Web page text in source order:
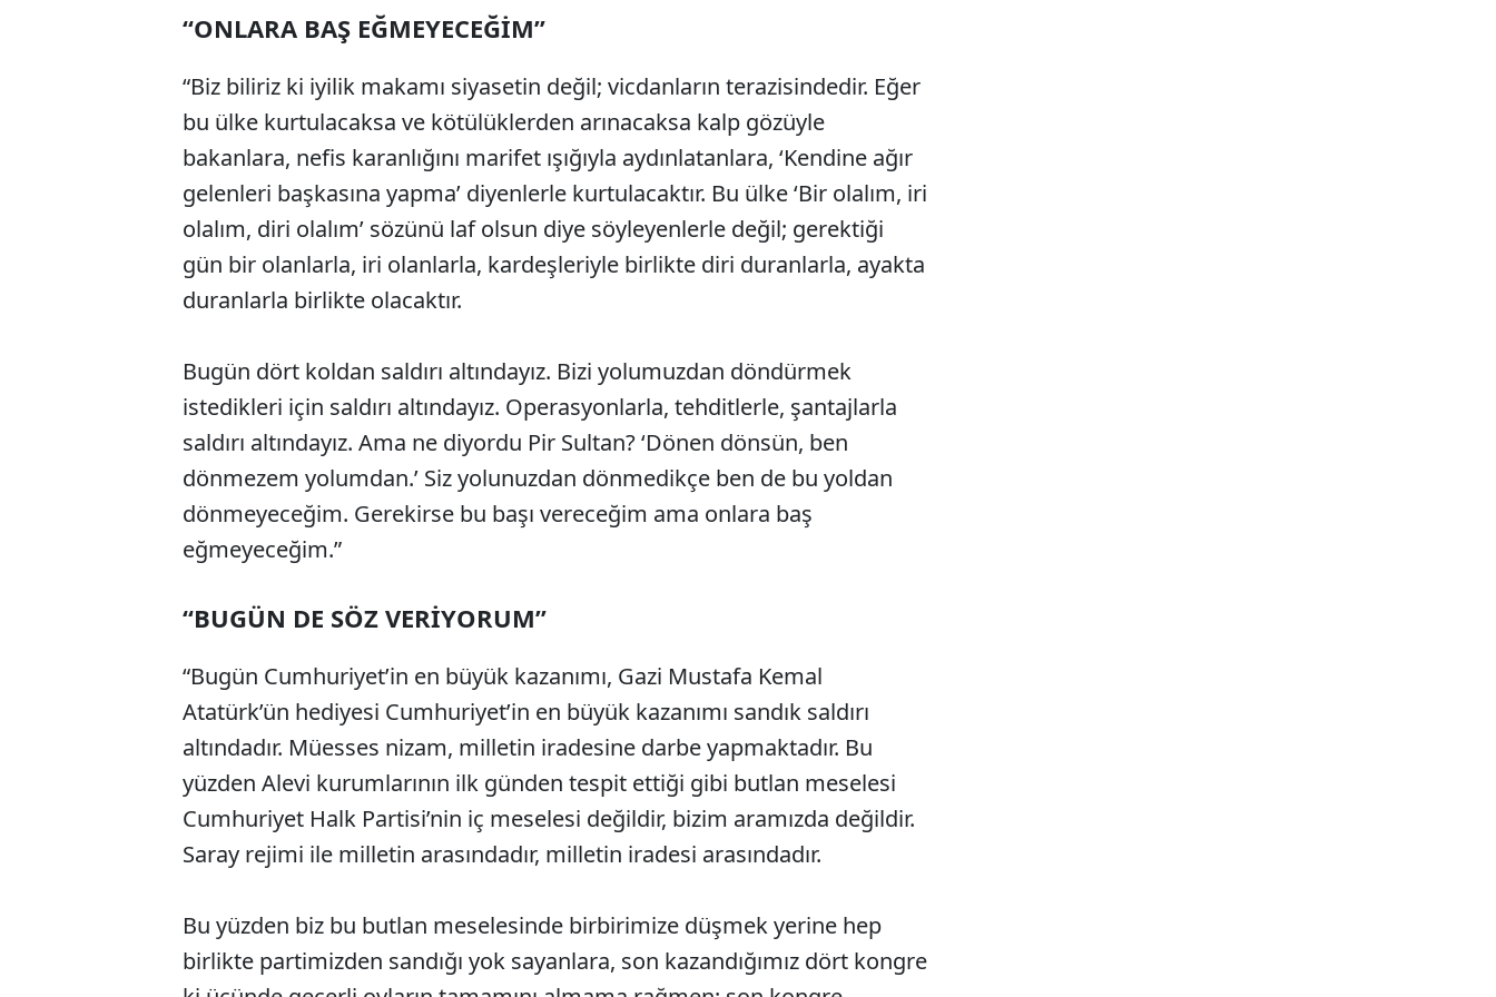
“ONLARA BAŞ EĞMEYECEĞİM”
“Biz biliriz ki iyilik makamı siyasetin değil; vicdanların terazisindedir. Eğer
bu ülke kurtulacaksa ve kötülüklerden arınacaksa kalp gözüyle
bakanlara, nefis karanlığını marifet ışığıyla aydınlatanlara, ‘Kendine ağır
gelenleri başkasına yapma’ diyenlerle kurtulacaktır. Bu ülke ‘Bir olalım, iri
olalım, diri olalım’ sözünü laf olsun diye söyleyenlerle değil; gerektiği
gün bir olanlarla, iri olanlarla, kardeşleriyle birlikte diri duranlarla, ayakta
duranlarla birlikte olacaktır.
Bugün dört koldan saldırı altındayız. Bizi yolumuzdan döndürmek
istedikleri için saldırı altındayız. Operasyonlarla, tehditlerle, şantajlarla
saldırı altındayız. Ama ne diyordu Pir Sultan? ‘Dönen dönsün, ben
dönmezem yolumdan.’ Siz yolunuzdan dönmedikçe ben de bu yoldan
dönmeyeceğim. Gerekirse bu başı vereceğim ama onlara baş
eğmeyeceğim.”
“BUGÜN DE SÖZ VERİYORUM”
“Bugün Cumhuriyet’in en büyük kazanımı, Gazi Mustafa Kemal
Atatürk’ün hediyesi Cumhuriyet’in en büyük kazanımı sandık saldırı
altındadır. Müesses nizam, milletin iradesine darbe yapmaktadır. Bu
yüzden Alevi kurumlarının ilk günden tespit ettiği gibi butlan meselesi
Cumhuriyet Halk Partisi’nin iç meselesi değildir, bizim aramızda değildir.
Saray rejimi ile milletin arasındadır, milletin iradesi arasındadır.
Bu yüzden biz bu butlan meselesinde birbirimize düşmek yerine hep
birlikte partimizden sandığı yok sayanlara, son kazandığımız dört kongre